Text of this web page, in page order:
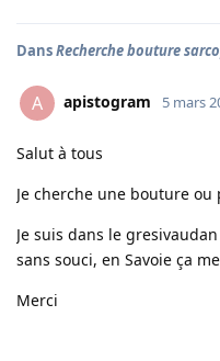
DansRecherche bouture
A apistogram 5 mars
Salut à tous
Je cherche une bouture
Je suis dans le
sans souci, en Savoie ça
Merci